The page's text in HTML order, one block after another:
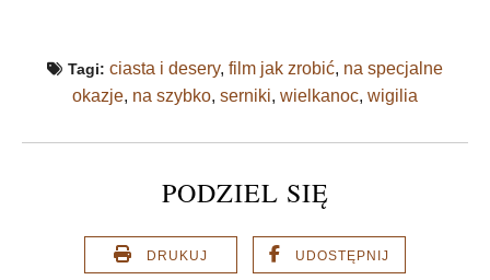
Tagi: ciasta i desery, film jak zrobić, na specjalne
okazje, na szybko, serniki, wielkanoc, wigilia
PODZIEL SIĘ
DRUKUJ UDOSTĘPNIJ